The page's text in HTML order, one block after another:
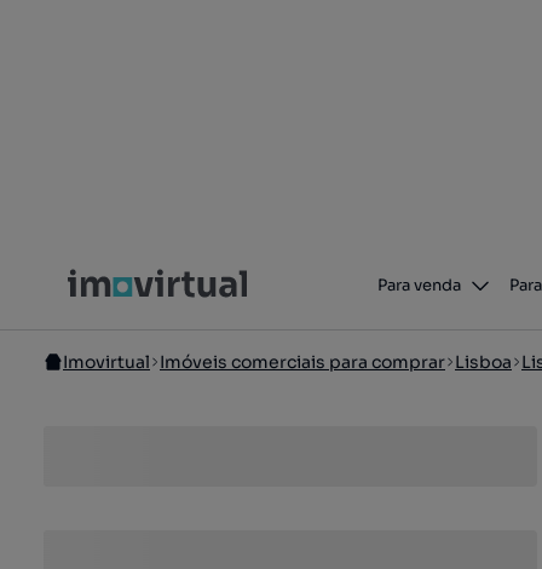
Para venda
Imovirtual Imóveis comerciais para comprar Lisboa